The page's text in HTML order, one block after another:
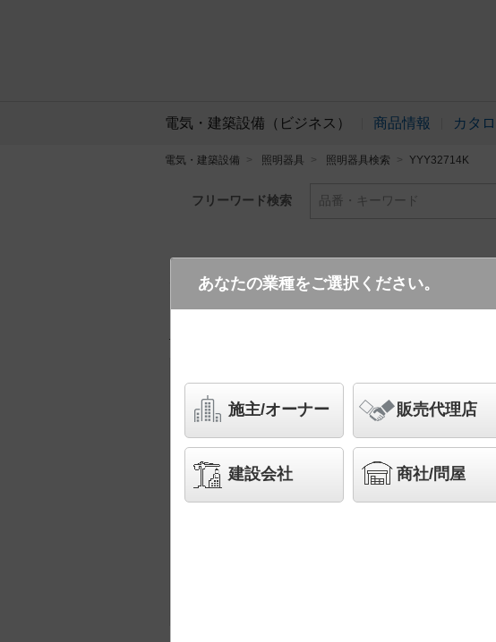
電気・建築設備（ビジネス） 商品情報 カタ
電気・建築設備 照明器具 照明器具検索 YYY32714K
フリーワード検索 品番・キーワード
YYY32714K LE1(700 lmタイプ)
◆
あなたの業種をご選択ください。
施主/オーナー 販売代理店
建設会社 商社/問屋